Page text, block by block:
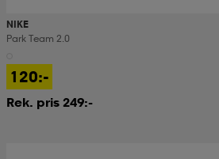
NIKE
Park Team 2.0
120:-
Rek. pris 249:-